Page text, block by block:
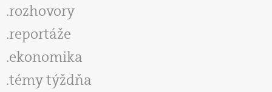
rozhovory
reportáže
ekonomika
témy týždňa